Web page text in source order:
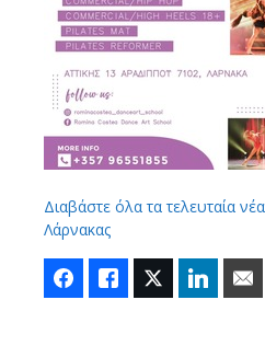
Διαβάστε όλα τα τελευταία
Λάρνακας
FacebookLike Twitter LinkedIn